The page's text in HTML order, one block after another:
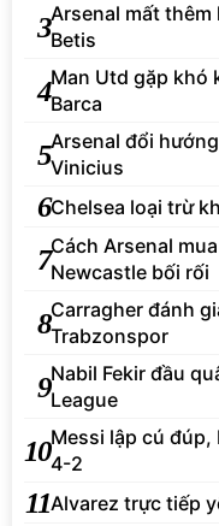
3Arsenal mất thêm
Betis
4Man Utd gặp khó
Barca
5Arsenal đổi
Vinicius
6Chelsea loại trừ
7Cách Arsenal
Newcastle bối rối
8Carragher đánh
Trabzonspor
9Nabil Fekir đầu
League
10Messi lập cú đúp,
4-2
11Alvarez trực tiếp